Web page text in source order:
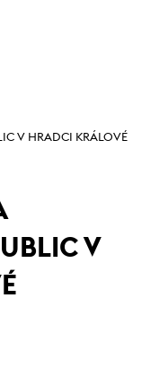
V HRADCI KRÁLOVÉ
V